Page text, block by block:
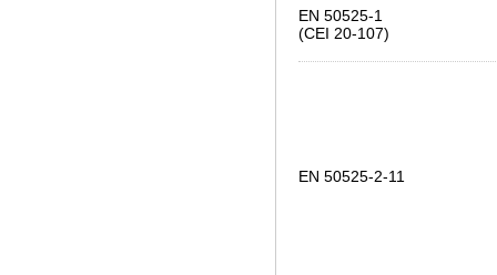
EN 50525-1
(CEI 20-107)
EN 50525-2-11